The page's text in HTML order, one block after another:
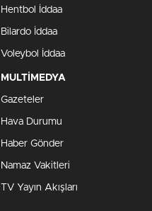
Hentbol İddaa
Bilardo İddaa
Voleybol İddaa
MULTİMEDYA
Gazeteler
Hava Durumu
Haber Gönder
Namaz Vakitleri
TV Yayın Akışları